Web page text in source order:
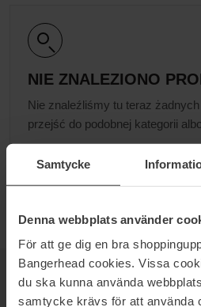
Samtycke
Denna webbplats använder
För att ge dig en bra
Bangerhead cookies. Vissa
du ska kunna använda
samtycke krävs för att använda
NIE ZNALEZIONO
Nie znaleźliśmy tu teraz
przejść do podobnej kategorii
Przejdź do B
NEWSLETTERDOWIEDZ